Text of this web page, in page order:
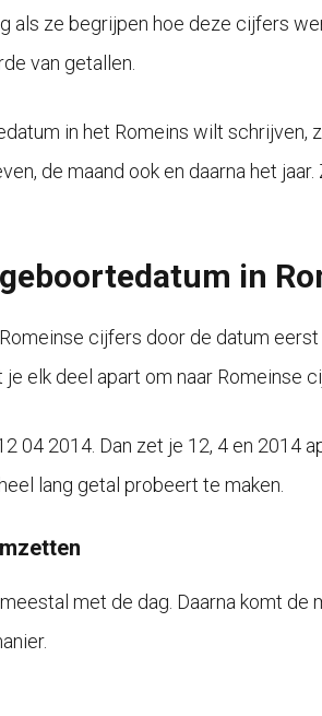
als ze begrijpen hoe deze cijfers
van getallen.
in het Romeins wilt schrijven,
de maand ook en daarna het
in
cijfers door de datum
je elk deel apart om naar Romeinse
04 2014. Dan zet je 12, 4 en 2014
lang getal probeert te maken.
met de dag. Daarna komt de